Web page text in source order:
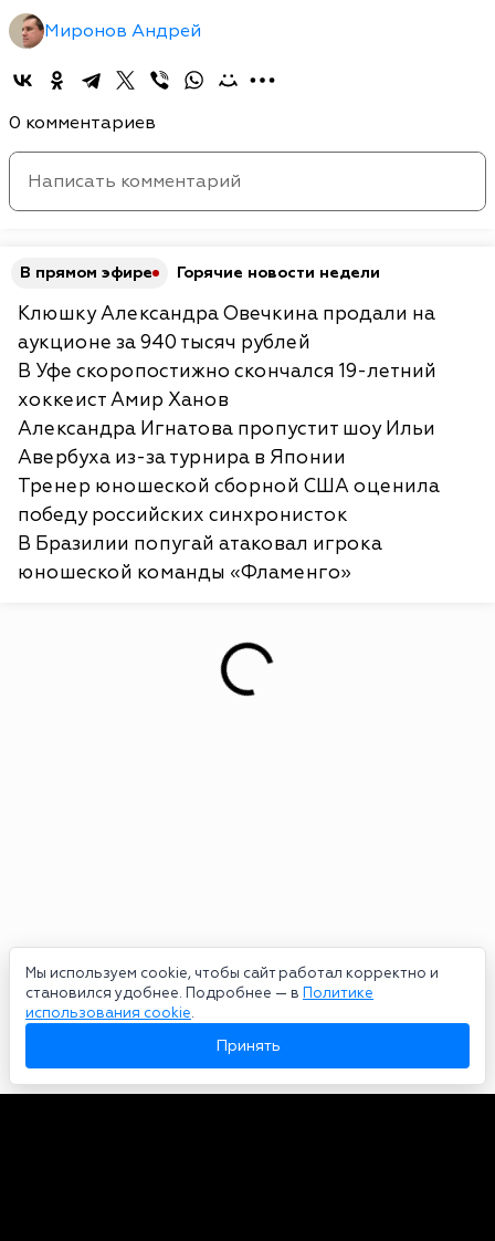
Мы используем cookie, чтобы сайт работал корректно и
становился удобнее. Подробнее — в Политике
использования cookie.
Принять
Миронов Андрей
0 комментариев
В прямом эфире Горячие новости недели
Клюшку Александра Овечкина продали на
аукционе за 940 тысяч рублей
В Уфе скоропостижно скончался 19-летний
хоккеист Амир Ханов
Александра Игнатова пропустит шоу Ильи
Авербуха из-за турнира в Японии
Тренер юношеской сборной США оценила
победу российских синхронисток
В Бразилии попугай атаковал игрока
юношеской команды «Фламенго»